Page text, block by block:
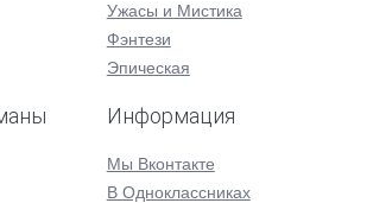
Ужасы и Мистика
Фэнтези
Эпическая
Информация
Мы Вконтакте
В Одноклассниках